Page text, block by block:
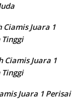
Juara 1
Ciamis Juara 1
Juara 1 Perisai